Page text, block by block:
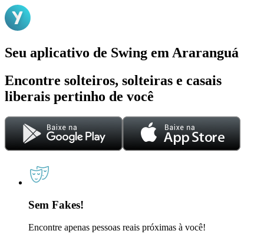
Seu aplicativo de Swing em Araranguá
Encontre solteiros, solteiras e casais
liberais pertinho de você
Sem Fakes!
Encontre apenas pessoas reais próximas à você!